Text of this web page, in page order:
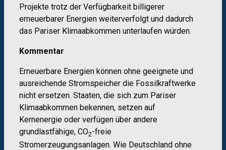
Projekte trotz der Verfügbarkeit billigerer
erneuerbarer Energien weiterverfolgt und dadurch
das Pariser Klimaabkommen unterlaufen würden.
Kommentar
Erneuerbare Energien können ohne geeignete und
ausreichende Stromspeicher die Fossilkraftwerke
nicht ersetzen. Staaten, die sich zum Pariser
Klimaabkommen bekennen, setzen auf
Kernenergie oder verfügen über andere
grundlastfähige, CO2-freie
Stromerzeugungsanlagen. Wie Deutschland ohne